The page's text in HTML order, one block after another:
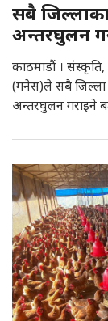
सबै
अन्तरघुलन
काठमाडौं ।
(गनेस)ले सबै जिल्ला
अन्तरघुलन गराइने